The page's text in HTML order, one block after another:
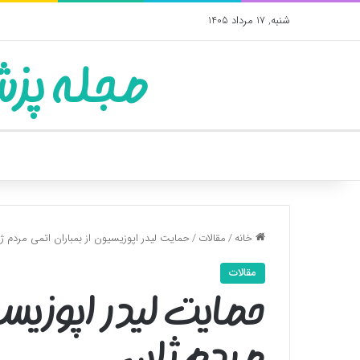
شنبه, 17 مرداد 1405
مجله
خانه/مقالات/حمایت لیدر اپوزیسیون از بمباران اتمی مردم
مقالات
حمایت لیدر